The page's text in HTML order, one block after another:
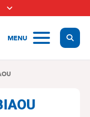
MENU